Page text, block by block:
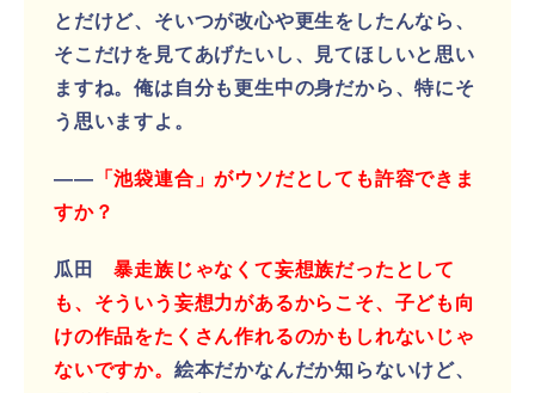
とだけど、そいつが改心や更生をしたんなら、
そこだけを見てあげたいし、見てほしいと思い
ますね。俺は自分も更生中の身だから、特にそ
う思いますよ。
―― 「池袋連合」がウソだとしても許容できま
すか？
瓜田暴走族じゃなくて妄想族だったとして
も、そういう妄想力があるからこそ、子ども向
けの作品をたくさん作れるのかもしれないじゃ
ないですか。 絵本だかなんだか知らないけど、